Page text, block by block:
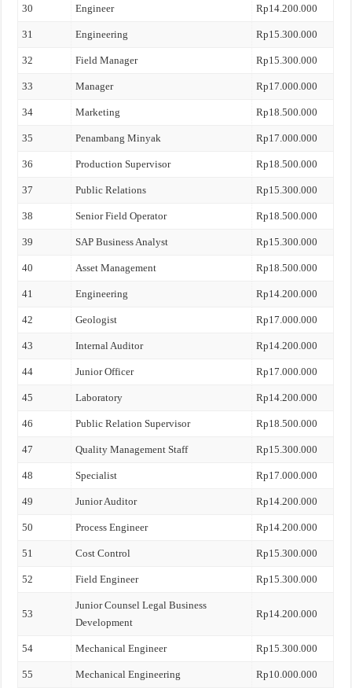
30 Engineer Rp14.200.000
31 Engineering Rp15.300.000
32 Field Manager Rp15.300.000
33 Manager Rp17.000.000
34 Marketing Rp18.500.000
35 Penambang Minyak Rp17.000.000
36 Production Supervisor Rp18.500.000
37 Public Relations Rp15.300.000
38 Senior Field Operator Rp18.500.000
39 SAP Business Analyst Rp15.300.000
40 Asset Management Rp18.500.000
41 Engineering Rp14.200.000
42 Geologist Rp17.000.000
43 Internal Auditor Rp14.200.000
44 Junior Officer Rp17.000.000
45 Laboratory Rp14.200.000
46 Public Relation Supervisor Rp18.500.000
47 Quality Management Staff Rp15.300.000
48 Specialist Rp17.000.000
49 Junior Auditor Rp14.200.000
50 Process Engineer Rp14.200.000
51 Cost Control Rp15.300.000
52 Field Engineer Rp15.300.000
53
Junior Counsel Legal Business
Development
Rp14.200.000
54 Mechanical Engineer Rp15.300.000
55 Mechanical Engineering Rp10.000.000